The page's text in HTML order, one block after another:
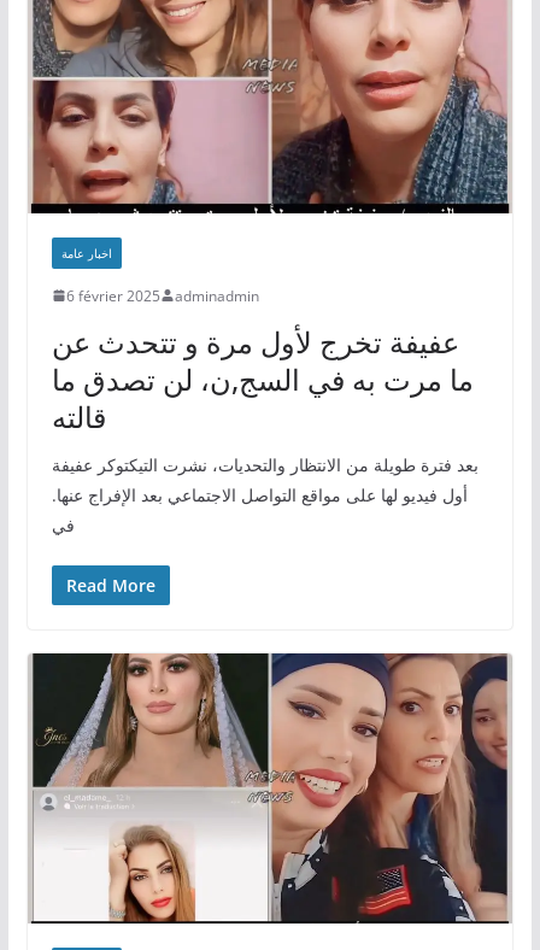
اخبار عامة
6 février 2025 adminadmin
عفيفة تخرج لأول مرة و تتحدث عن
ما مرت به في السج,ن، لن تصدق ما
قالته
بعد فترة طويلة من الانتظار والتحديات، نشرت التيكتوكر عفيفة
أول فيديو لها على مواقع التواصل الاجتماعي بعد الإفراج عنها.
في
Read More